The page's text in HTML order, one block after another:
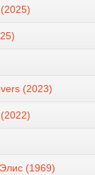
(2023)
(1969)